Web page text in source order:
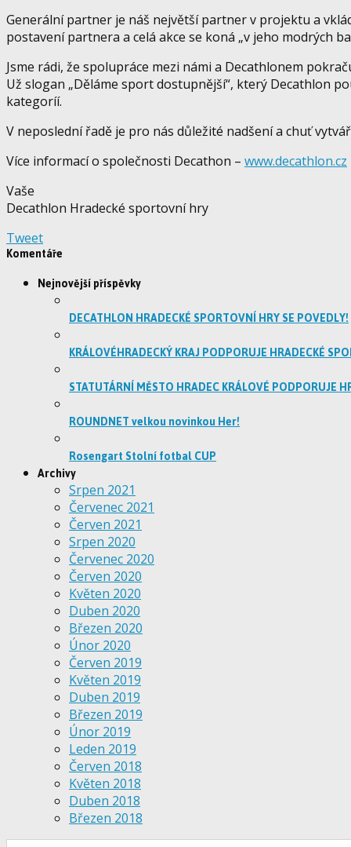
Generální partner je náš největší partner v projektu a
postavení partnera a celá akce se koná „v jeho modrých
Jsme rádi, že spolupráce mezi námi a Decathlonem
Už slogan „Děláme sport dostupnější“, který Decathlon
kategoríí.
V neposlední řadě je pro nás důležité nadšení a chuť
Více informací o společnosti Decathon – www.decathlon.cz
Vaše
Decathlon Hradecké sportovní hry
Tweet
Komentáře
Nejnovější příspěvky
DECATHLON HRADECKÉ SPORTOVNÍ HRY SE POVEDLY!
KRÁLOVÉHRADECKÝ KRAJ PODPORUJE HRADECKÉ
STATUTÁRNÍ MĚSTO HRADEC KRÁLOVÉ PODPORUJE
ROUNDNET velkou novinkou Her!
Rosengart Stolní fotbal CUP
Archivy
Srpen 2021
Červenec 2021
Červen 2021
Srpen 2020
Červenec 2020
Červen 2020
Květen 2020
Duben 2020
Březen 2020
Únor 2020
Červen 2019
Květen 2019
Duben 2019
Březen 2019
Únor 2019
Leden 2019
Červen 2018
Květen 2018
Duben 2018
Březen 2018